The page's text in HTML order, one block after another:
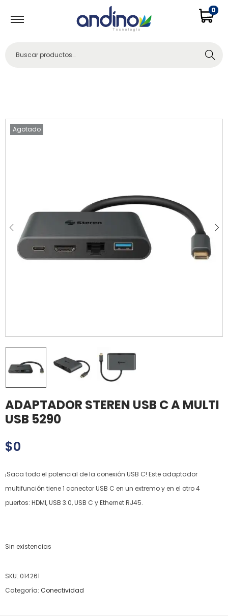
0
Buscar
Agotado
ADAPTADOR STEREN USB C A MULTI
USB 5290
$0
¡Saca todo el potencial de la conexión USB C! Este adaptador
multifunción tiene 1 conector USB C en un extremo y en el otro 4
puertos: HDMI, USB 3.0, USB C y Ethernet RJ45.
Sin existencias
SKU: 014261
Categoría: Conectividad